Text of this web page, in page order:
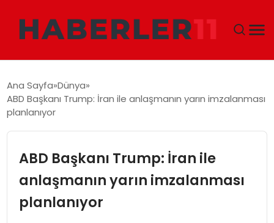
DÜNYA
TEKNOLOJI
Ana Sayfa Dünya
ABD Başkanı Trump: İran ile anlaşmanın yarın imzalanması
planlanıyor
ABD Başkanı Trump: İran ile
anlaşmanın yarın imzalanması
planlanıyor